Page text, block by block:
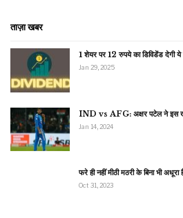
ताज़ा खबर
1 शेयर पर 12 रुपये का डिविडेंड देगी ये
Jan 29, 2025
IND vs AFG: अक्षर पटेल ने इस
Jan 14, 2024
फरे ही नहीं मीठी मठरी के बिना भी
Oct 31, 2023